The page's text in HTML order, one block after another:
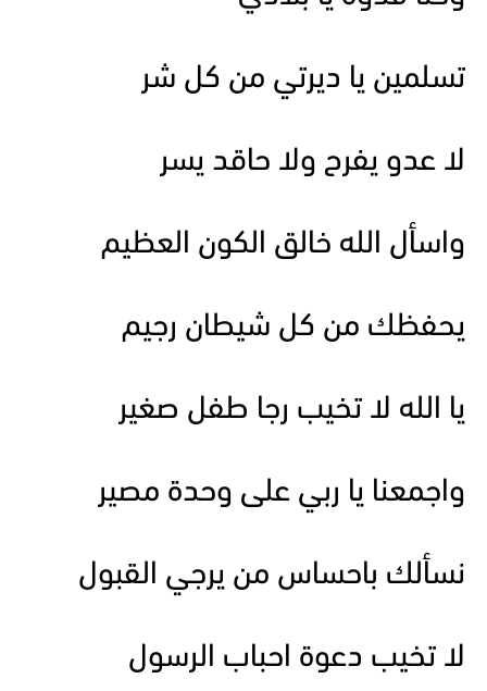
تسلمين يا ديرتي من كل شر
لا عدو يفرح ولا حاقد يسر
واسأل الله خالق الكون العظيم
يحفظك من كل شيطان رجيم
يا الله لا تخيب رجا طفل صغير
واجمعنا يا ربي على وحدة مصير
نسألك باحساس من يرجي القبول
لا تخيب دعوة احباب الرسول